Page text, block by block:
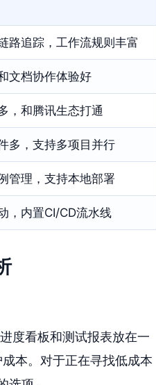
路追踪，工作流规则丰富
文档协作体验好
，和腾讯生态打通
多，支持多项目并行
管理，支持本地部署
，内置CI/CD流水线
度看板和测试报表放在一
本。对于正在寻找低成本